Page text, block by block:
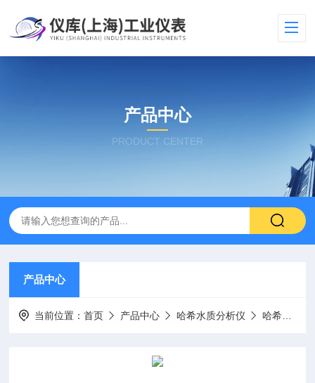
产品中心
PRODUCT CENTER
产品中心
当前位置：首页 产品中心 哈希水质分析仪 哈希浊度仪